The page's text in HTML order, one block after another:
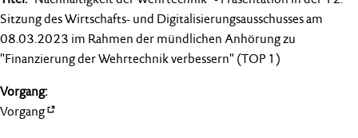
Sitzung des Wirtschafts- und Digitalisierungsausschusses am
08.03.2023 im Rahmen der mündlichen Anhörung zu
"Finanzierung der Wehrtechnik verbessern" (TOP 1)
Vorgang